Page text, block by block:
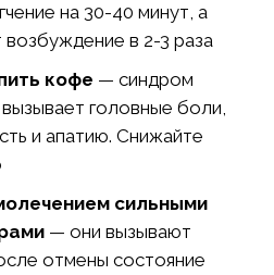
на 30-40 минут, а
в 2-3 раза
кофе — синдром
головные боли,
и апатию. Снижайте
сильными
— они вызывают
отмены состояние